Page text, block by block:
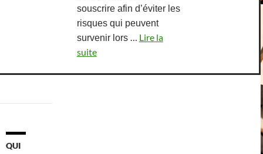
souscrire afin d’éviter les
risques qui peuvent
survenir lors … Lire la
suite
QUI